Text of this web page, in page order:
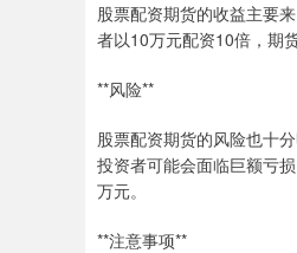
股票配资期货的收益主要
者以10万元配资10倍，期
**风险**
股票配资期货的风险也十
投资者可能会面临巨额亏
万元。
**注意事项**